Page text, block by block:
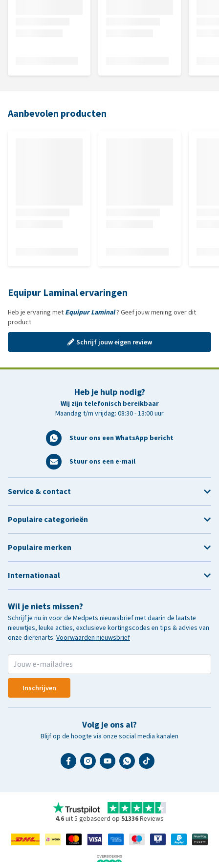
Aanbevolen producten
Equipur Laminal ervaringen
Heb je ervaring met Equipur Laminal? Geef jouw mening over dit
product
Schrijf jouw eigen review
Heb je hulp nodig?
Wij zijn telefonisch bereikbaar
Maandag t/m vrijdag: 08:30 - 13:00 uur
Stuur ons een WhatsApp bericht
Stuur ons een e-mail
Wil je niets missen?
Schrijf je nu in voor de Medpets nieuwsbrief met daarin de laatste
nieuwtjes, leuke acties, exclusieve kortingscodes en tips & advies van
onze dierenarts. Voorwaarden nieuwsbrief
Inschrijven
Volg je ons al?
Blijf op de hoogte via onze social media kanalen
Service & contact
Populaire categorieën
Populaire merken
Internationaal
4.6uit 5 gebaseerd op 51336Reviews